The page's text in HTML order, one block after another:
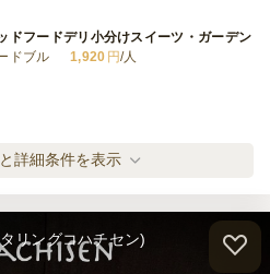
ドフードデリ小分けスイーツ・ガーデン
ドブル
1,920 円/人
分けデリパーティプラン ライト
ドブル
1,310円/人
けデリパーティプラン ミニマル
詳細条件を表示
リングコハチセン)